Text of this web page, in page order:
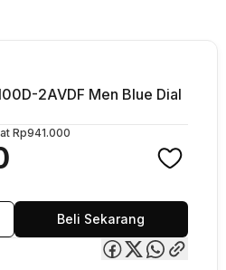
2AVDF Men Blue Dial
Rp941.000
Beli Sekarang